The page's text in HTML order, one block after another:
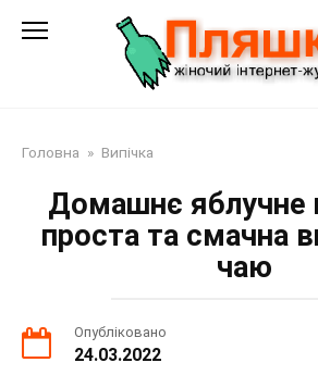
Головна » Випічка
Домашнє яблучне
проста та смачна
чаю
Опубліковано
24.03.2022